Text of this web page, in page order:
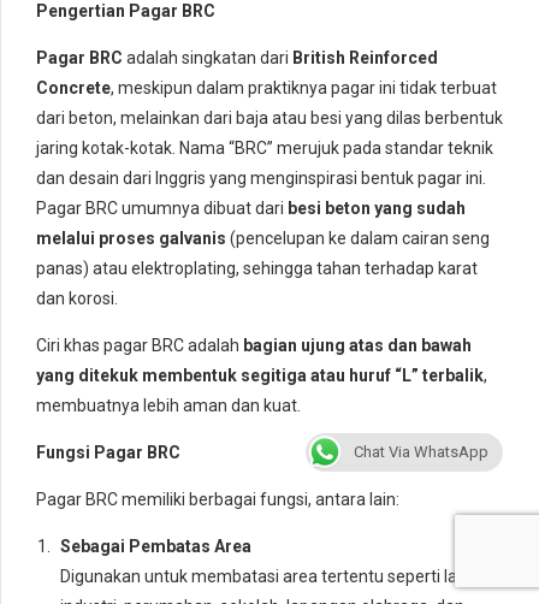
Pengertian Pagar BRC
Pagar BRC adalah singkatan dari British Reinforced
Concrete, meskipun dalam praktiknya pagar ini tidak terbuat
dari beton, melainkan dari baja atau besi yang dilas berbentuk
jaring kotak-kotak. Nama “BRC” merujuk pada standar teknik
dan desain dari Inggris yang menginspirasi bentuk pagar ini.
Pagar BRC umumnya dibuat dari besi beton yang sudah
melalui proses galvanis (pencelupan ke dalam cairan seng
panas) atau elektroplating, sehingga tahan terhadap karat
dan korosi.
Ciri khas pagar BRC adalah bagian ujung atas dan bawah
yang ditekuk membentuk segitiga atau huruf “L” terbalik,
membuatnya lebih aman dan kuat.
Fungsi Pagar BRC
Pagar BRC memiliki berbagai fungsi, antara lain:
Sebagai Pembatas Area
Digunakan untuk membatasi area tertentu seperti lahan
Chat Via WhatsApp